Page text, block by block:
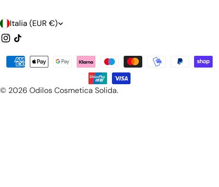
P
a
e
Italia (EUR €)
Instagram
Tic
© 2026 Odilos Cosmetica Solida.
Modalità
pagamento